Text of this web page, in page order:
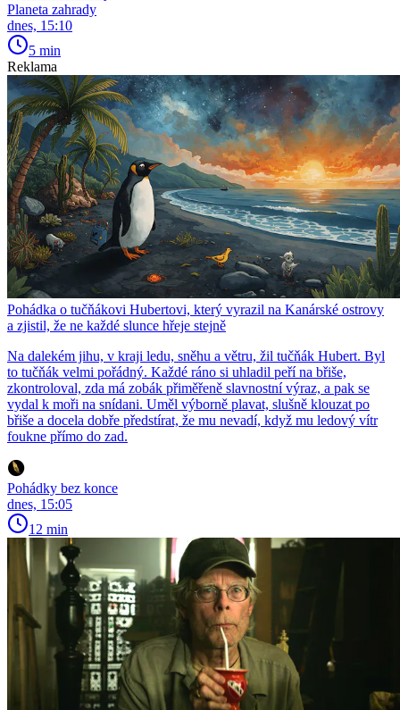
Planeta zahrady
dnes, 15:10
5 min
Reklama
Pohádka o tučňákovi Hubertovi, který vyrazil na Kanárské ostrovy
a zjistil, že ne každé slunce hřeje stejně
Na dalekém jihu, v kraji ledu, sněhu a větru, žil tučňák Hubert. Byl
to tučňák velmi pořádný. Každé ráno si uhladil peří na břiše,
zkontroloval, zda má zobák přiměřeně slavnostní výraz, a pak se
vydal k moři na snídani. Uměl výborně plavat, slušně klouzat po
břiše a docela dobře předstírat, že mu nevadí, když mu ledový vítr
foukne přímo do zad.
Pohádky bez konce
dnes, 15:05
12 min